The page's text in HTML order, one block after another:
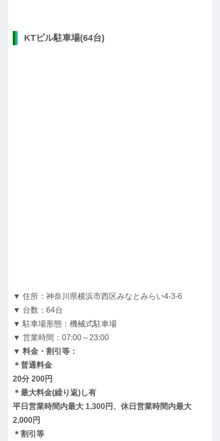
KTビル駐車場(64台)
▼ 住所：神奈川県横浜市西区みなとみらい4-3-6
▼ 台数：64台
▼ 駐車場形態：機械式駐車場
▼ 営業時間：07:00～23:00
▼ 料金・割引等：
＊普通料金
20分 200円
＊最大料金(繰り返)し有
平日営業時間内最大 1,300円、休日営業時間内最大
2,000円
＊割引等